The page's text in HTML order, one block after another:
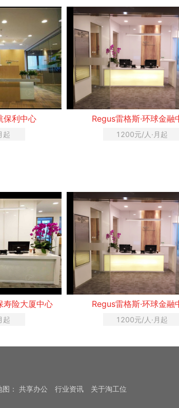
保利中心
起
Regus雷格斯·环球金融
1200元/人·月起
寿险大厦中心
起
Regus雷格斯·环球金融
1200元/人·月起
： 共享办公 行业资讯 关于淘工位